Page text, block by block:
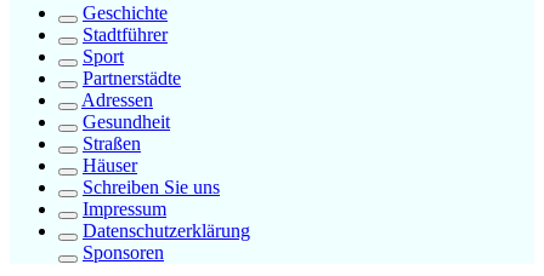
Geschichte
Stadtführer
Sport
Partnerstädte
Adressen
Gesundheit
Straßen
Häuser
Schreiben Sie uns
Impressum
Datenschutzerklärung
Sponsoren